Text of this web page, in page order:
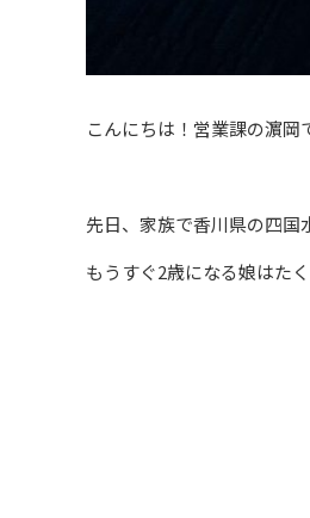
こんにちは！営業課の濵岡
先日、家族で香川県の四国
もうすぐ2歳になる娘はた